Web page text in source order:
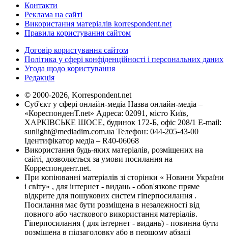
Контакти
Реклама на сайті
Використання матеріалів korrespondent.net
Правила користування сайтом
Договір користування сайтом
Політика у сфері конфіденційності і персональних даних
Угода щодо користування
Редакція
© 2000-2026, Korrespondent.net
Суб'єкт у сфері онлайн-медіа Назва онлайн-медіа –
«КореспонденТ.net» Адреса: 02091, місто Київ,
ХАРКІВСЬКЕ ШОСЕ, будинок 172-Б, офіс 208/1 E-mail:
sunlight@mediadim.com.ua Телефон: 044-205-43-00
Ідентифікатор медіа – R40-06068
Використання будь-яких матеріалів, розміщених на
сайті, дозволяється за умови посилання на
Корреспондент.net.
При копіюванні матеріалів зі сторінки « Новини України
і світу» , для інтернет - видань - обов'язкове пряме
відкрите для пошукових систем гіперпосилання .
Посилання має бути розміщена в незалежності від
повного або часткового використання матеріалів.
Гіперпосилання ( для інтернет - видань) - повинна бути
розміщена в підзаголовку або в першому абзаці